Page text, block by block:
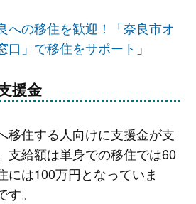
への移住を歓迎！「奈良市オ
口」で移住をサポート 」
援金
移住する人向けに支援金が支
支給額は単身での移住では60
には100万円となっていま
。